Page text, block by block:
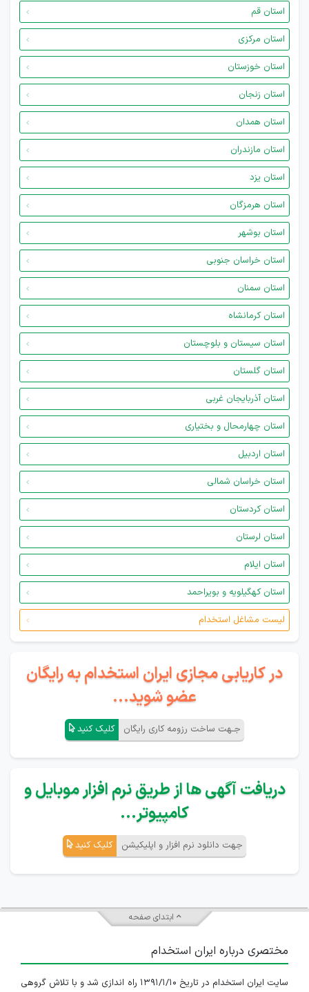
استان قم
استان مرکزی
استان خوزستان
استان زنجان
استان همدان
استان مازندران
استان یزد
استان هرمزگان
استان بوشهر
استان خراسان جنوبی
استان سمنان
استان کرمانشاه
استان سیستان و بلوچستان
استان گلستان
استان آذربایجان غربی
استان چهارمحال و بختیاری
استان اردبیل
استان خراسان شمالی
استان کردستان
استان لرستان
استان ایلام
استان کهگیلویه و بویراحمد
لیست مشاغل استخدام
در کاریابی مجازی ایران استخدام به رایگان
عضو شوید...
جـهت ساخت رزومه کاری رایگان کلیک کنید
دریافت آگهی ها از طریق نرم افزار موبایل و
کامپیوتر...
جهت دانلود نرم افزار و اپلیکیشن کلیک کنید
ابتدای صفحه
مختصری درباره ایران استخدام
سایت ایران استخدام در تاریخ ۱۳۹۱/۱/۱۰ راه اندازی شد و با تلاش گروهی